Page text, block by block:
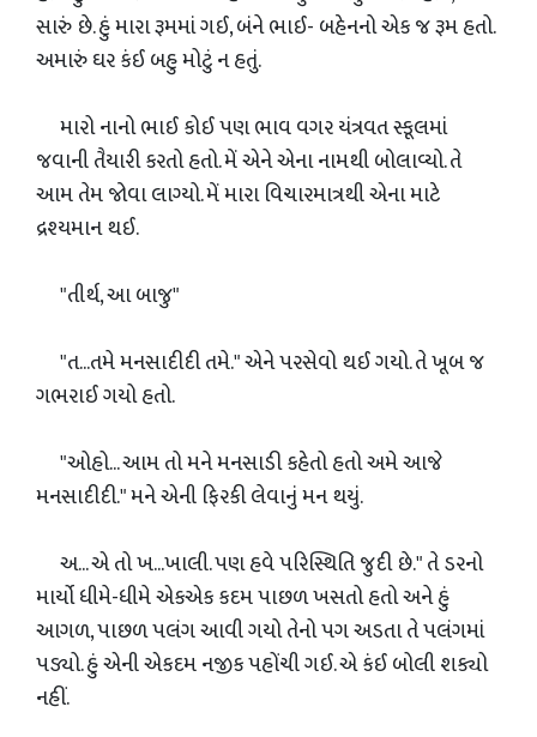
સારું છે. હું મારા રૂમમાં ગઈ, બંને ભાઈ- બહેનનો એક જ રૂમ હતો.
અમારું ઘર કંઈ બહુ મોટું ન હતું.
મારો નાનો ભાઈ કોઈ પણ ભાવ વગર યંત્રવત સ્કૂલમાં
જવાની તૈયારી કરતો હતો. મેં એને એના નામથી બોલાવ્યો. તે
આમ તેમ જોવા લાગ્યો. મેં મારા વિચારમાત્રથી એના માટે
દ્રશ્યમાન થઈ.
"તીર્થ, આ બાજુ"
"ત...તમે મનસાદીદી તમે." એને પરસેવો થઈ ગયો. તે ખૂબ જ
ગભરાઈ ગયો હતો.
"ઓહો... આમ તો મને મનસાડી કહેતો હતો અમે આજે
મનસાદીદી." મને એની ફિરકી લેવાનું મન થયું.
અ... એ તો ખ...ખાલી. પણ હવે પરિસ્થિતિ જુદી છે." તે ડરનો
માર્યો ધીમે-ધીમે એકએક કદમ પાછળ ખસતો હતો અને હું
આગળ, પાછળ પલંગ આવી ગયો તેનો પગ અડતા તે પલંગમાં
પડ્યો. હું એની એકદમ નજીક પહોંચી ગઈ. એ કંઈ બોલી શક્યો
નહીં.